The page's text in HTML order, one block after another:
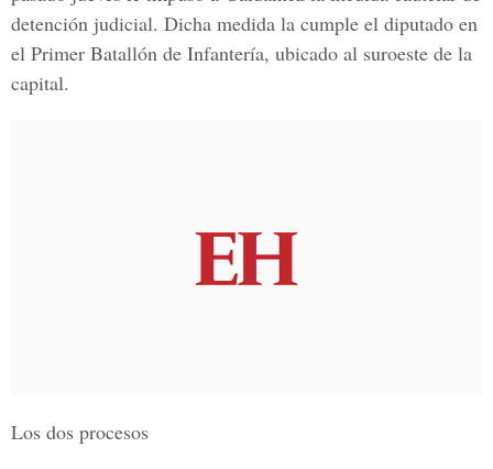
detención judicial. Dicha medida la cumple el diputado en
el Primer Batallón de Infantería, ubicado al suroeste de la
capital.
Los dos procesos